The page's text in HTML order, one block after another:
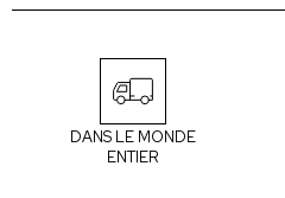
DANS LE MONDE
ENTIER